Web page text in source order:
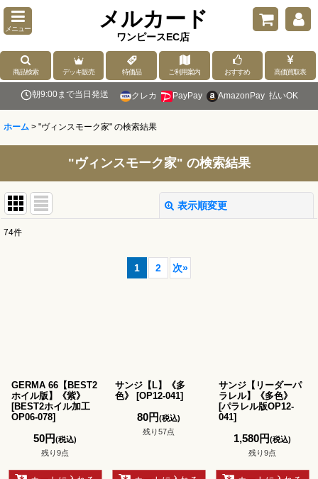
メニュー メルカード
ワンピースEC店
商品検索 デッキ販売 特価品 ご利用案内 おすすめ 高価買取表
朝9:00まで当日発送 クレカ PayPay AmazonPay 払いOK
ホーム > "ヴィンスモーク家" の検索結果
"ヴィンスモーク家" の検索結果
表示順変更
74件
1 2 次»
GERMA 66【BEST2
ホイル版】《紫》
[BEST2ホイル加工
OP06-078]
50円(税込)
残り9点
サンジ【L】《多
色》
[OP12-041]
80円(税込)
残り57点
サンジ【リーダーパ
ラレル】《多色》
[パラレル版OP12-
041]
1,580円(税込)
残り9点